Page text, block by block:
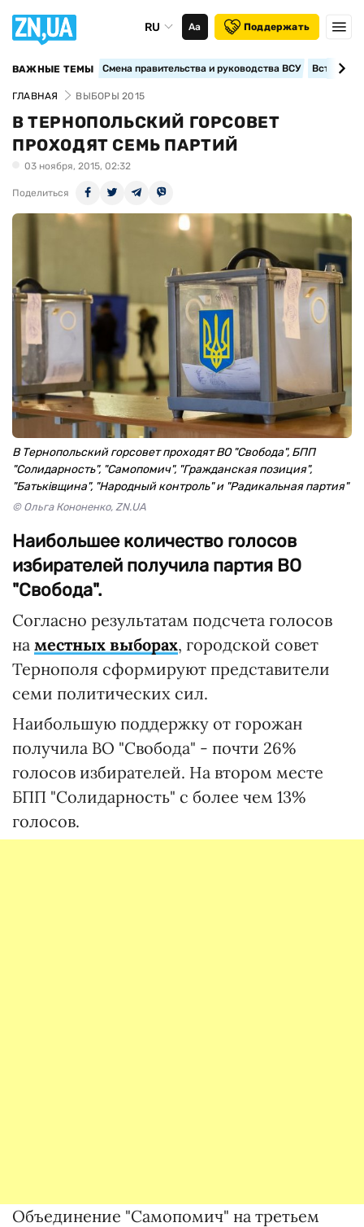
RU Аа Поддержать
ВАЖНЫЕ ТЕМЫ Смена правительства и руководства ВСУ
ГЛАВНАЯ ВЫБОРЫ 2015
В ТЕРНОПОЛЬСКИЙ ГОРСОВЕТ
ПРОХОДЯТ СЕМЬ ПАРТИЙ
03 ноября, 2015, 02:32
Поделиться
В Тернопольский горсовет проходят ВО "Свобода", БПП
"Солидарность", "Самопомич", "Гражданская позиция",
"Батьківщина", "Народный контроль" и "Радикальная партия"
© Ольга Кононенко, ZN.UA
Наибольшее количество голосов
избирателей получила партия ВО
"Свобода".
Согласно результатам подсчета голосов
на местных выборах, городской совет
Тернополя сформируют представители
семи политических сил.
Наибольшую поддержку от горожан
получила ВО "Свобода" - почти 26%
голосов избирателей. На втором месте
БПП "Солидарность" с более чем 13%
голосов.
Объединение "Самопомич" на третьем